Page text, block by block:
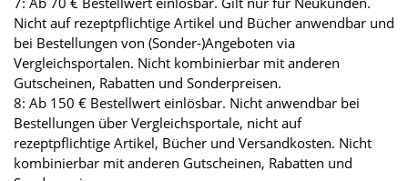
Nicht auf rezeptpflichtige Artikel und Bücher anwendbar und
bei Bestellungen von (Sonder-)Angeboten via
Vergleichsportalen. Nicht kombinierbar mit anderen
Gutscheinen, Rabatten und Sonderpreisen.
8: Ab 150 € Bestellwert einlösbar. Nicht anwendbar bei
Bestellungen über Vergleichsportale, nicht auf
rezeptpflichtige Artikel, Bücher und Versandkosten. Nicht
kombinierbar mit anderen Gutscheinen, Rabatten und